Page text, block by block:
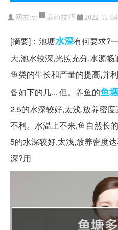
网友:yt 养殖技巧 2022-11-
[摘要]：池塘水深有何要求?
大,池水较深,光照充分,水源
鱼类的生长和产量的提高,并
备如下的几... 但。养鱼的鱼塘
2.5的水深较好,太浅,放养密
不利。水温上不来,鱼自然长
5的水深较好,太浅,放养密度
深?用